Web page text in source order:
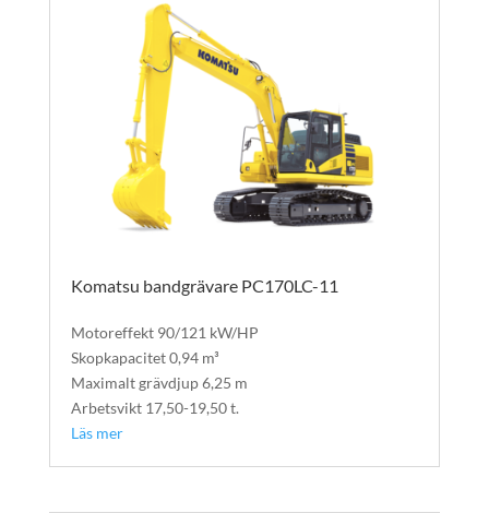
Komatsu bandgrävare PC170LC-11
Motoreffekt 90/121 kW/HP
Skopkapacitet 0,94 m³
Maximalt grävdjup 6,25 m
Arbetsvikt 17,50-19,50 t.
Läs mer